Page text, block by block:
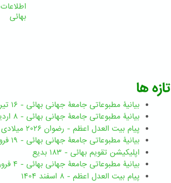
بهائی
تازه ها
بیانیۀ مطبوعاتی جامعۀ جهانی بهائی - ۱۶ تیر ۱۴۰۵
بیانیۀ مطبوعاتی جامعۀ جهانی بهائی - ۸ اردیبهشت ۱۴۰۵
پیام بیت العدل اعظم - رضوان ۲۰۲۶ میلادی (۱۸۳بدیع)
بیانیۀ مطبوعاتی جامعۀ جهانی بهائی - ۱۹ فروردین ۱۴۰۵
اپلیکیشن تقویم بهائی - ۱۸۳ بدیع
بیانیۀ مطبوعاتی جامعۀ جهانی بهائی - ۴ فروردین ۱۴۰۵
پیام بیت العدل اعظم - ۸ اسفند ۱۴۰۴